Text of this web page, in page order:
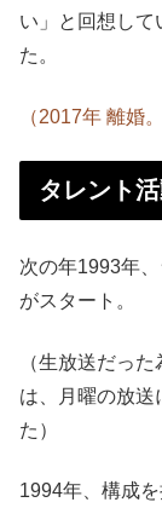
い」と回想して
た。
（2017年 離婚
タレント
次の年1993年
がスタート。
（生放送だっ
は、月曜の放送
た）
1994年、構成